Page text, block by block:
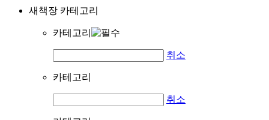
새책장 카테고리
카테고리
취소
카테고리
취소